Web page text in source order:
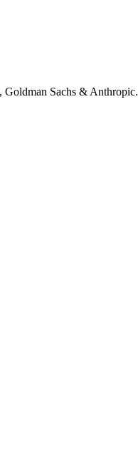
Sachs & Anthropic.